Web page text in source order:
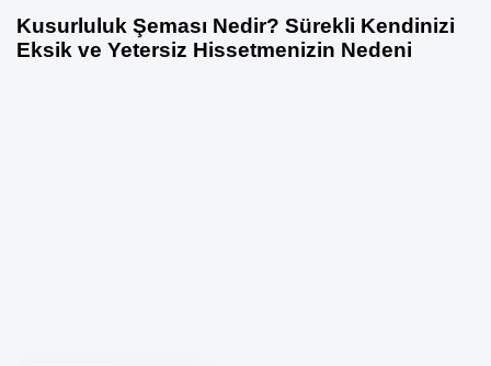
Kusurluluk Şeması Nedir? Sürekli Kendinizi
Eksik ve Yetersiz Hissetmenizin Nedeni